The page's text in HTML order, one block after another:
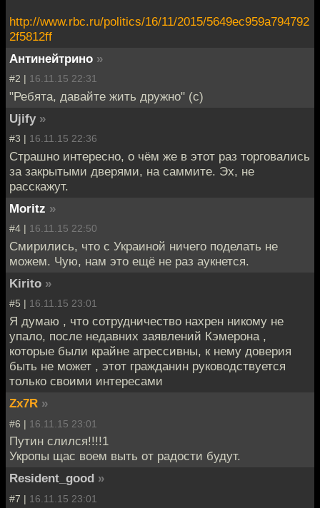
http://www.rbc.ru/politics/16/11/2015/5649ec959a794792
2f5812ff
Антинейтрино »
#2 | 16.11.15 22:31
"Ребята, давайте жить дружно" (с)
Ujify »
#3 | 16.11.15 22:36
Страшно интересно, о чём же в этот раз торговались
за закрытыми дверями, на саммите. Эх, не
расскажут.
Moritz »
#4 | 16.11.15 22:50
Смирились, что с Украиной ничего поделать не
можем. Чую, нам это ещё не раз аукнется.
Kirito »
#5 | 16.11.15 23:01
Я думаю , что сотрудничество нахрен никому не
упало, после недавних заявлений Кэмерона ,
которые были крайне агрессивны, к нему доверия
быть не может , этот гражданин руководствуется
только своими интересами
Zx7R »
#6 | 16.11.15 23:01
Путин слился!!!!1
Укропы щас воем выть от радости будут.
Resident_good »
#7 | 16.11.15 23:01